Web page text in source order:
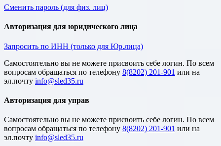
Сменить пароль (для физ. лиц)
Авторизация для юридического лица
Запросить по ИНН (только для Юр.лица)
Cамостоятельно вы не можете присвоить себе логин. По всем
вопросам обращаться по телефону 8(8202) 201-901 или на
эл.почту
Авторизация для управ
Cамостоятельно вы не можете присвоить себе логин. По всем
вопросам обращаться по телефону 8(8202) 201-901 или на
эл.почту